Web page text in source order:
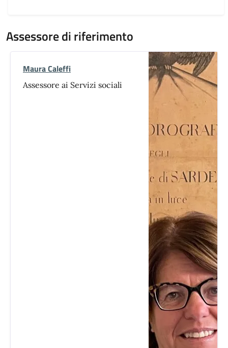
Assessore di riferimento
Maura Caleffi
Assessore ai Servizi sociali